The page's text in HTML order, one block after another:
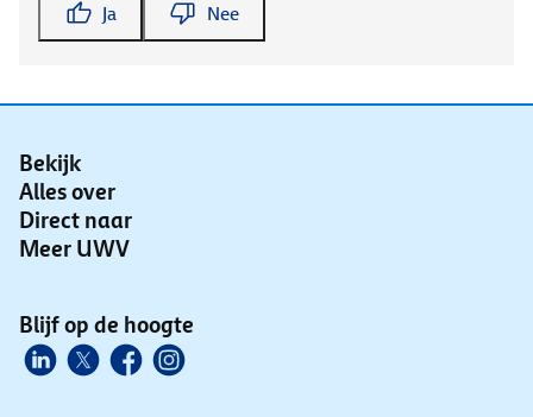
Ja Nee
Bekijk
Alles over
Direct naar
Meer UWV
Blijf op de hoogte